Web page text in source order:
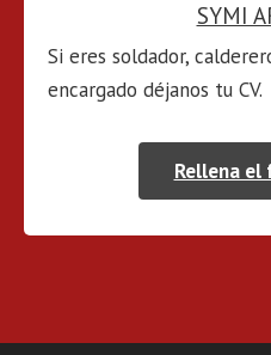
SYMI
Si eres soldador,
encargado déjanos tu CV.
Rellena